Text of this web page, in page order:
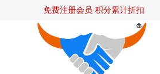
免费注册会员 积分累计折扣